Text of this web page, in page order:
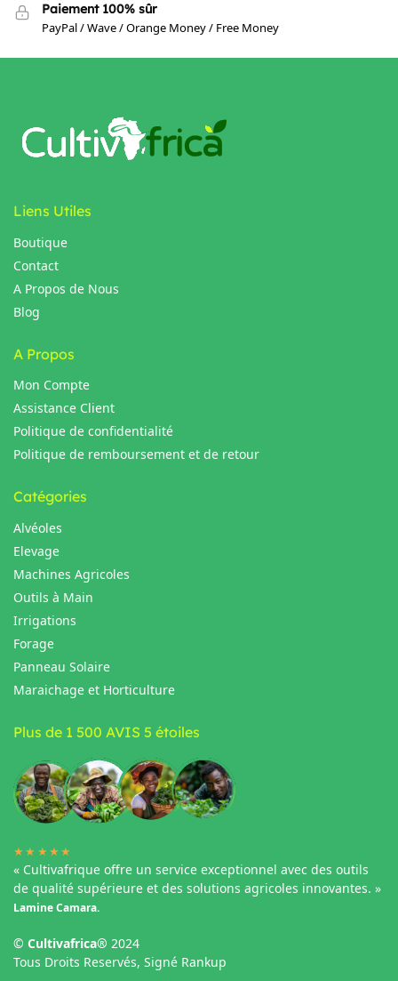
Paiement 100% sûr
PayPal / Wave / Orange Money / Free Money
Liens Utiles
Boutique
Contact
A Propos de Nous
Blog
A Propos
Mon Compte
Assistance Client
Politique de confidentialité
Politique de remboursement et de retour
Catégories
Alvéoles
Elevage
Machines Agricoles
Outils à Main
Irrigations
Forage
Panneau Solaire
Maraichage et Horticulture
Plus de 1 500 AVIS 5 étoiles
★★★★★
« Cultivafrique offre un service exceptionnel avec des outils
de qualité supérieure et des solutions agricoles innovantes. »
Lamine Camara.
© Cultivafrica® 2024
Tous Droits Reservés, Signé Rankup